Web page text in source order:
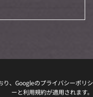
り、Googleのプライバシーポリシ
ーと利用規約が適用されます。